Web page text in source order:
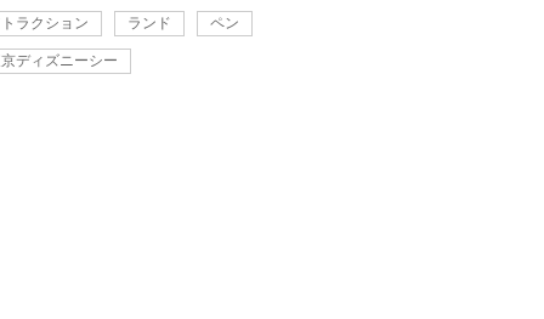
ラクション ランド ペン
ディズニーシー